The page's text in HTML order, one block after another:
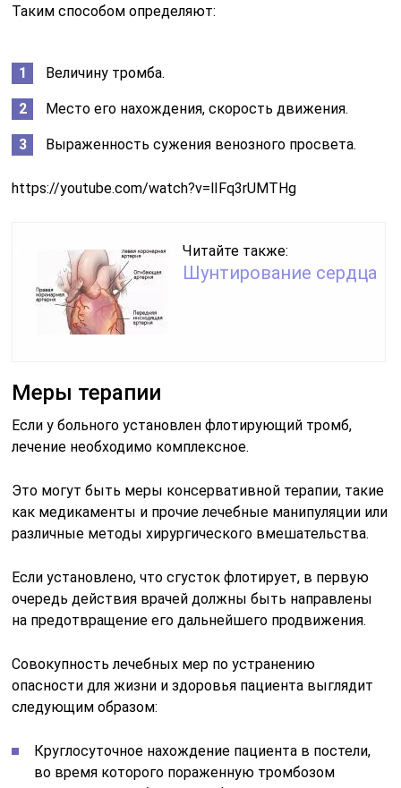
Таким способом определяют:
Величину тромба.
Место его нахождения, скорость движения.
Выраженность сужения венозного просвета.
https://youtube.com/watch?v=lIFq3rUMTHg
Читайте также:
Шунтирование сердца
Меры терапии
Если у больного установлен флотирующий тромб,
лечение необходимо комплексное.
Это могут быть меры консервативной терапии, такие
как медикаменты и прочие лечебные манипуляции или
различные методы хирургического вмешательства.
Если установлено, что сгусток флотирует, в первую
очередь действия врачей должны быть направлены
на предотвращение его дальнейшего продвижения.
Совокупность лечебных мер по устранению
опасности для жизни и здоровья пациента выглядит
следующим образом:
Круглосуточное нахождение пациента в постели,
во время которого пораженную тромбозом